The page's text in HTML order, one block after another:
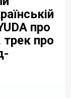
про
трек про